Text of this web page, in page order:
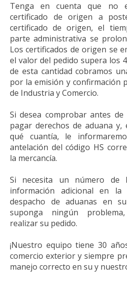
Tenga en cuenta que no
certificado de origen a
certificado de origen, el
parte administrativa se
Los certificados de origen se
el valor del pedido supera los
de esta cantidad cobramos
por la emisión y confirmación
de Industria y Comercio.
Si desea comprobar antes
pagar derechos de aduana y,
qué cuantía, le
antelación del código HS
la mercancía.
Si necesita un número de
información adicional en
despacho de aduanas en
suponga ningún
realizar su pedido.
¡Nuestro equipo tiene 30
comercio exterior y siempre
manejo correcto en su y